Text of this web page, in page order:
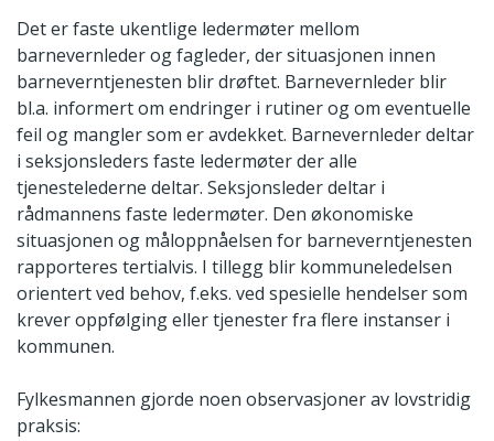
Det er faste ukentlige ledermøter mellom
barnevernleder og fagleder, der situasjonen innen
barneverntjenesten blir drøftet. Barnevernleder blir
bl.a. informert om endringer i rutiner og om eventuelle
feil og mangler som er avdekket. Barnevernleder deltar
i seksjonsleders faste ledermøter der alle
tjenestelederne deltar. Seksjonsleder deltar i
rådmannens faste ledermøter. Den økonomiske
situasjonen og måloppnåelsen for barneverntjenesten
rapporteres tertialvis. I tillegg blir kommuneledelsen
orientert ved behov, f.eks. ved spesielle hendelser som
krever oppfølging eller tjenester fra flere instanser i
kommunen.
Fylkesmannen gjorde noen observasjoner av lovstridig
praksis: